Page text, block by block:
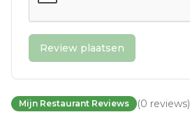
Review plaatsen
Mijn Restaurant Reviews (0 reviews)